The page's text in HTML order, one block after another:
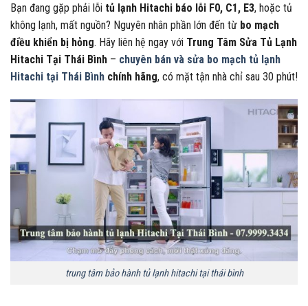
Bạn đang gặp phải lỗi tủ lạnh Hitachi báo lỗi F0, C1, E3, hoặc tủ
không lạnh, mất nguồn? Nguyên nhân phần lớn đến từ bo mạch
điều khiển bị hỏng. Hãy liên hệ ngay với Trung Tâm Sửa Tủ Lạnh
Hitachi Tại Thái Bình – chuyên bán và sửa bo mạch tủ lạnh
Hitachi tại Thái Bình chính hãng, có mặt tận nhà chỉ sau 30 phút!
trung tâm bảo hành tủ lạnh hitachi tại thái bình